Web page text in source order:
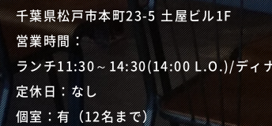
千葉県松戸市本町23-5 土屋ビル1F
営業時間：
ランチ11:30～14:30(14:00 L.O.)/ディ
定休日：なし
個室：有（12名まで）